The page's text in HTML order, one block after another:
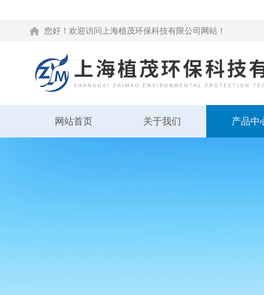
您好！欢迎访问上海植茂环保科技有限公司网站！
网站首页 关于我们 产品中